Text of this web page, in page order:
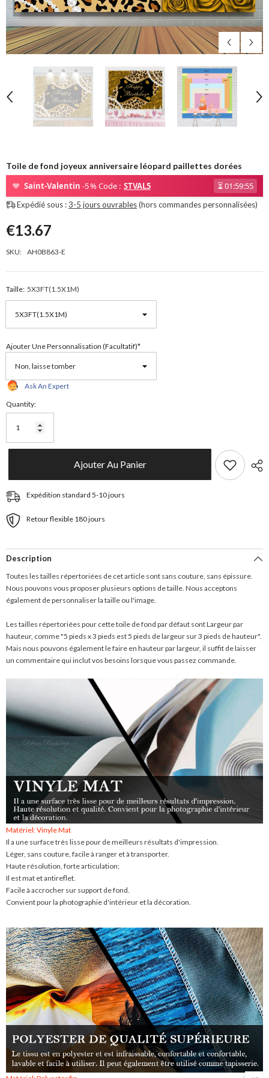
Toile de fond joyeux anniversaire léopard paillettes dorées
❤ Saint-Valentin -5 % Code : STVAL5 ⏳01:59:54
Expédié sous :3-5 jours ouvrables(hors commandes personnalisées)
€13.67
SKU: AH0B863-E
Taille: 5X3FT(1.5X1M)
Ajouter Une Personnalisation (facultatif)*
Ask An Expert
Quantity:
Ajouter Au Panier
Expédition standard 5-10 jours
Retour flexible 180 jours
Description
Toutes les tailles répertoriées de cet article sont sans couture, sans épissure.
Nous pouvons vous proposer plusieurs options de taille. Nous acceptons
également de personnaliser la taille ou l'image.
Les tailles répertoriées pour cette toile de fond par défaut sont Largeur par
hauteur, comme "5 pieds x 3 pieds est 5 pieds de largeur sur 3 pieds de hauteur".
Mais nous pouvons également le faire en hauteur par largeur, il suffit de laisser
un commentaire qui inclut vos besoins lorsque vous passez commande.
Matériel: Vinyle Mat
Il a une surface très lisse pour de meilleurs résultats d'impression.
Léger, sans couture, facile à ranger et à transporter.
Haute résolution, forte articulation;
Il est mat et antireflet.
Facile à accrocher sur support de fond.
Convient pour la photographie d'intérieur et la décoration.